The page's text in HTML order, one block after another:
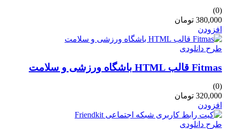
(0)
380,000 تومان
افزودن
طرح دانلودی
Fitmas قالب HTML باشگاه ورزشی و سلامت
(0)
320,000 تومان
افزودن
طرح دانلودی